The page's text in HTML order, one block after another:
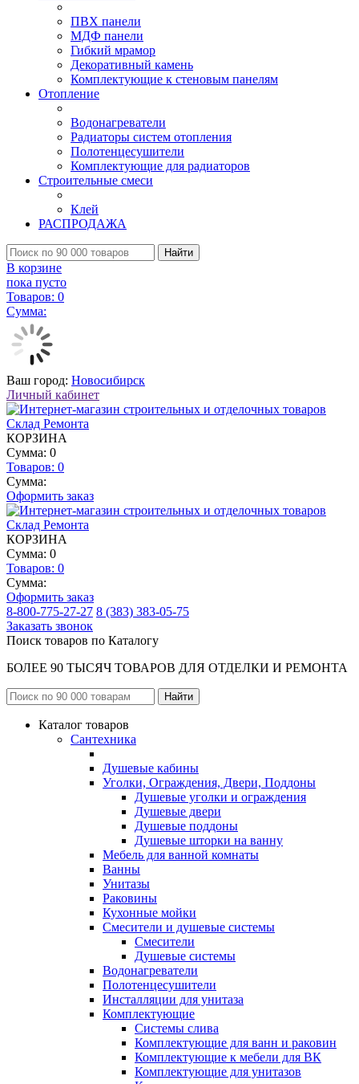
ПВХ панели
МДФ панели
Гибкий мрамор
Декоративный камень
Комплектующие к стеновым панелям
Отопление
Водонагреватели
Радиаторы систем отопления
Полотенцесушители
Комплектующие для радиаторов
Строительные смеси
Клей
РАСПРОДАЖА
Найти
В корзине
пока пусто
Товаров: 0
Сумма:
Ваш город: Новосибирск
Личный кабинет
КОРЗИНА
Сумма: 0
Товаров: 0
Сумма:
Оформить заказ
КОРЗИНА
Сумма: 0
Товаров: 0
Сумма:
Оформить заказ
8-800-775-27-27 8 (383) 383-05-75
Заказать звонок
Поиск товаров по Каталогу
БОЛЕЕ 90 ТЫСЯЧ ТОВАРОВ ДЛЯ ОТДЕЛКИ И РЕМОНТА
Каталог товаров
Сантехника
Душевые кабины
Уголки, Ограждения, Двери, Поддоны
Душевые уголки и ограждения
Душевые двери
Душевые поддоны
Душевые шторки на ванну
Мебель для ванной комнаты
Ванны
Унитазы
Раковины
Кухонные мойки
Смесители и душевые системы
Смесители
Душевые системы
Водонагреватели
Полотенцесушители
Инсталляции для унитаза
Комплектующие
Системы слива
Комплектующие для ванн и раковин
Комплектующие к мебели для ВК
Комплектующие для унитазов